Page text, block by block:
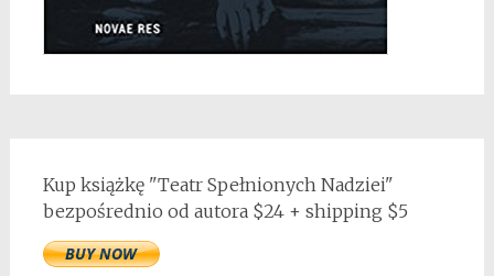
Kup książkę "Teatr Spełnionych Nadziei"
bezpośrednio od autora $24 + shipping $5